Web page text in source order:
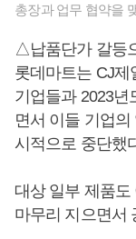
총장과 업무 협약을
△납품단가 갈등
롯데마트는 CJ제
기업들과 2023년
면서 이들 기업의
시적으로 중단했
대상 일부 제품
마무리 지으면서